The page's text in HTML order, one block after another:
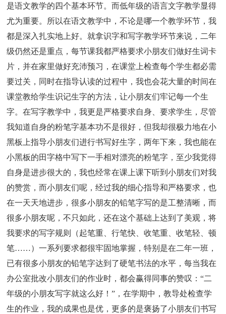
是语文教学的四个基本环节。而低年级的语言文字教学显得
尤为重要。所以在语文教学中，不论是哪一个教学环节，我
都是深入扎实地上好。就拿识字和写字教学环节来说，二年
级仍然还是重点，每节课我都严格要求小朋友们做好生词卡
片，并在家里做好充沛预习，在课堂上检查每个学生都必需
要过关，同时在指导认读的过程中，我也会花大量的时间在
课堂教给学生识记生字的方法，让小朋友们牢记每一个生
字。在写字教学中，我更是严格要求自身、要求学生，尽管
我知道自身的粉笔字基本功不是很好，但我却很极力地在小
黑板上指导小朋友们进行书写好生字，两年下来，我也能在
小黑板的田字格中写下一手相对漂亮的粉笔字，至少我觉得
自身是进步很大的，我也经常在课上课下听到小朋友们对我
的赞赏，而小朋友们呢，经过我的细心指导和严格要求，也
在一天天地进步，很多小朋友的铅笔字写的是工整清晰，而
很多小朋友呢，不只如此，还在这个基础上达到了美观，将
我要求的写字规则（起笔重、行笔快、收笔重、收笔轻、顿
笔……）一系列要求都很牢固地掌握，特别是在二年一班，
已有很多小朋友的铅笔字达到了硬笔书法的水平，每当我在
办公室批改小朋友们的作业时，都会赢得同事的赞叹：“二
年级的小朋友写字就这么好！”，在学期中，教导处检查学
生的作业，我的成果也是优，更多的是褒扬了小朋友们书写